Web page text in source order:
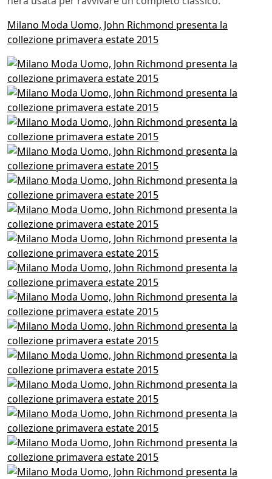
Milano Moda Uomo, John Richmond presenta la
collezione primavera estate 2015